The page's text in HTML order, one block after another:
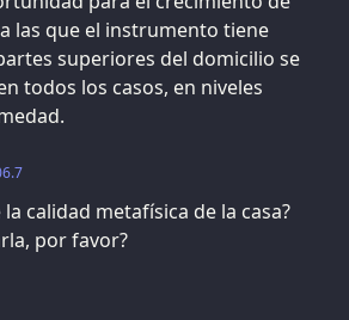
las que el instrumento tiene
superiores del domicilio se
todos los casos, en niveles
calidad metafísica de la casa?
por favor?